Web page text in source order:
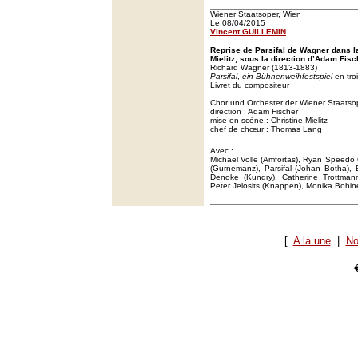
Wiener Staatsoper, Wien
Le 08/04/2015
Vincent GUILLEMIN
Reprise de Parsifal de Wagner dans
Mielitz, sous la direction d’Adam
Richard Wagner (1813-1883)
Parsifal, ein Bühnenweihfestspielen
Livret du compositeur
Chor und Orchester der Wiener
direction : Adam Fischer
mise en scène : Christine Mielitz
chef de chœur : Thomas Lang
Avec :
Michael Volle (Amfortas), Ryan
(Gurnemanz), Parsifal (Johan Botha),
Denoke (Kundry), Catherine
Peter Jelosits (Knappen), Monika
[ A la une|